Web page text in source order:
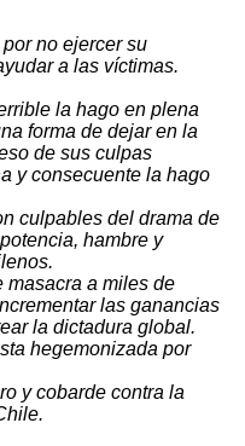
no ejercer su
a las víctimas.
la hago en plena
forma de dejar en la
de sus culpas
y consecuente la hago
culpables del drama de
hambre y
masacra a miles de
las ganancias
la dictadura global.
hegemonizada por
y cobarde contra la